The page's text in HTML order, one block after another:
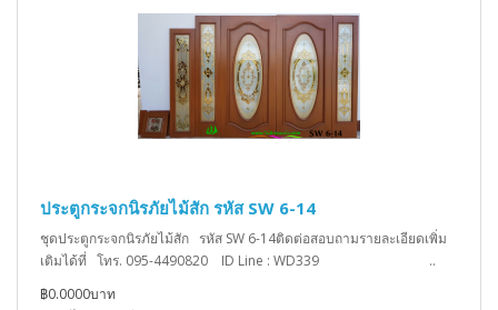
ประตูกระจกนิรภัยไม้สัก รหัส SW 6-14
ชุดประตูกระจกนิรภัยไม้สัก รหัส SW 6-14ติดต่อสอบถามรายละเอียดเพิ่ม
เติมได้ที่ โทร. 095-4490820 ID Line : WD339 ..
฿0.0000บาท